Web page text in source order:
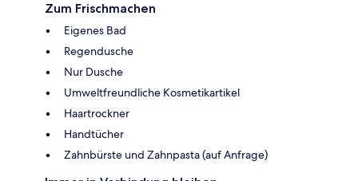
Zum Frischmachen
Eigenes Bad
Regendusche
Nur Dusche
Umweltfreundliche Kosmetikartikel
Haartrockner
Handtücher
Zahnbürste und Zahnpasta (auf Anfrage)